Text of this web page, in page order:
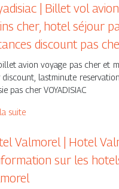
| Billet vol
cher, hotel séjour
discount pas
avion voyage pas cher et
discount, lastminute
pas cher VOYADISIAC
suite
Valmorel | Hotel
sur les